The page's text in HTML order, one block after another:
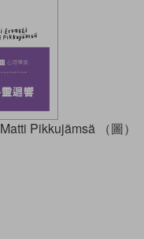
Matti Pikkujämsä （圖）